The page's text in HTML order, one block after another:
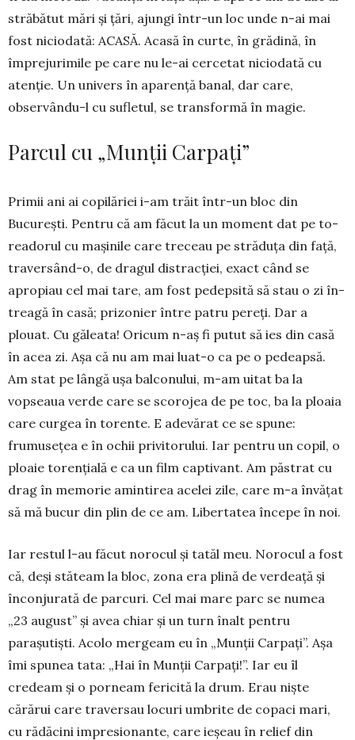
stră­bătut mări și țări, ajungi într-un loc unde n-ai mai
fost niciodată: ACASĂ. Acasă în curte, în grădină, în
împrejurimile pe care nu le-ai cercetat niciodată cu
atenție. Un univers în aparență banal, dar care,
observându-l cu sufletul, se transformă în magie.
Parcul cu „Munții Carpați”
Primii ani ai copilăriei i-am trăit într-un bloc din
București. Pentru că am făcut la un moment dat pe to­
readorul cu mașinile care treceau pe stră­duța din față,
traversând-o, de dragul distracției, exact când se
apropiau cel mai tare, am fost pedepsită să stau o zi în­
treagă în casă; prizonier între patru pereți. Dar a
plouat. Cu găleata! Oricum n-aș fi putut să ies din casă
în acea zi. Așa că nu am mai luat-o ca pe o pedeapsă.
Am stat pe lângă ușa balconului, m-am uitat ba la
vopseaua verde care se scorojea de pe toc, ba la ploaia
care curgea în torente. E ade­vărat ce se spune:
frumusețea e în ochii pri­vitorului. Iar pentru un copil, o
ploaie to­rențială e ca un film captivant. Am păs­trat cu
drag în memorie amintirea acelei zile, care m-a învățat
să mă bucur din plin de ce am. Libertatea începe în noi.
Iar restul l-au făcut no­rocul și tatăl meu. Norocul a fost
că, deși stăteam la bloc, zona era plină de verdeață și
înconjurată de parcuri. Cel mai mare parc se numea
„23 august” și avea chiar și un turn înalt pentru
parașutiști. Acolo mer­geam eu în „Munții Carpați”. Așa
îmi spunea tata: „Hai în Munții Car­pați!”. Iar eu îl
credeam și o porneam fericită la drum. Erau niște
cărărui care traversau locuri um­brite de copaci mari,
cu ră­dăcini impresionante, care ie­șeau în relief din